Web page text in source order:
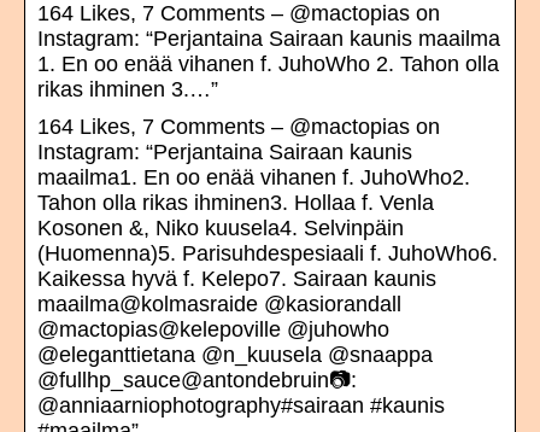
164 Likes, 7 Comments – @mactopias on
Instagram: “Perjantaina Sairaan kaunis maailma
1. En oo enää vihanen f. JuhoWho 2. Tahon olla
rikas ihminen 3.…”
164 Likes, 7 Comments – @mactopias on
Instagram: “Perjantaina Sairaan kaunis
maailma1. En oo enää vihanen f. JuhoWho2.
Tahon olla rikas ihminen3. Hollaa f. Venla
Kosonen &, Niko kuusela4. Selvinpäin
(Huomenna)5. Parisuhdespesiaali f. JuhoWho6.
Kaikessa hyvä f. Kelepo7. Sairaan kaunis
maailma@kolmasraide @kasiorandall
@mactopias@kelepoville @juhowho
@eleganttietana @n_kuusela @snaappa
@fullhp_sauce@antondebruin📷:
@anniaarniophotography#sairaan #kaunis